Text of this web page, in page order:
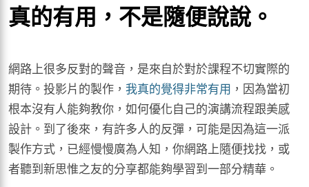
真的有用，不是隨便說說。
網路上很多反對的聲音，是來自於對於課程不切實際的
期待。投影片的製作， 我真的覺得非常有用 ，因為當初
根本沒有人能夠教你，如何優化自己的演講流程跟美感
設計。到了後來，有許多人的反彈，可能是因為這一派
製作方式，已經慢慢廣為人知，你網路上隨便找找，或
者聽到新思惟之友的分享都能夠學習到一部分精華。